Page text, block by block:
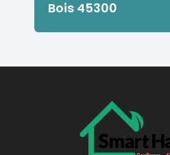
Bois 45300